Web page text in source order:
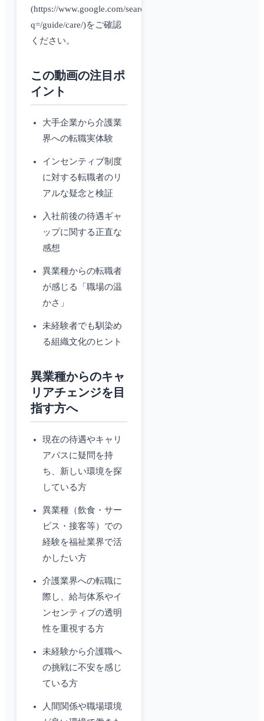
(https://www.google.com/search?
q=/guide/care/)をご確認
ください。
この動画の注目ポ
イント
大手企業から介護業
界への転職実体験
インセンティブ制度
に対する転職者のリ
アルな疑念と検証
入社前後の待遇ギャ
ップに関する正直な
感想
異業種からの転職者
が感じる「職場の温
かさ」
未経験者でも馴染め
る組織文化のヒント
異業種からのキャ
リアチェンジを目
指す方へ
現在の待遇やキャリ
アパスに疑問を持
ち、新しい環境を探
している方
異業種（飲食・サー
ビス・接客等）での
経験を福祉業界で活
かしたい方
介護業界への転職に
際し、給与体系やイ
ンセンティブの透明
性を重視する方
未経験から介護職へ
の挑戦に不安を感じ
ている方
人間関係や職場環境